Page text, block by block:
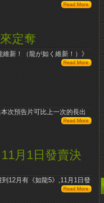
定奪
新！（龍が如く維新！）》
次預告片可比上一次的長出
月1日發賣決
12月有《如龍5》,11月1日發